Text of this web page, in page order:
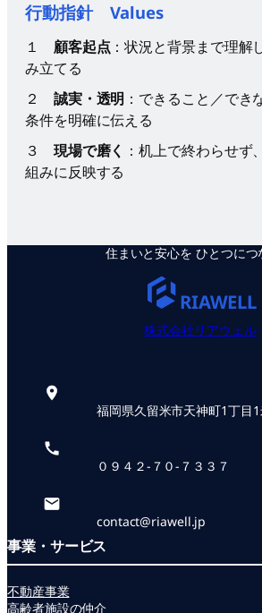
行動指針Values
１ 顧客起点 ：状況と背景まで理解
み立てる
２ 誠実・透明 ：できること／でき
条件を明確に伝える
３ 現場で磨く ：机上で終わらせず
組みに反映する
住まいと安心を ひとつにつ
RIAWELL
株式会社リアウェル
福岡県久留米市天神町1丁目1
０９４２-７０-７３３７
contact@riawell.jp
事業・サービス
不動産事業
高齢者施設の仲介